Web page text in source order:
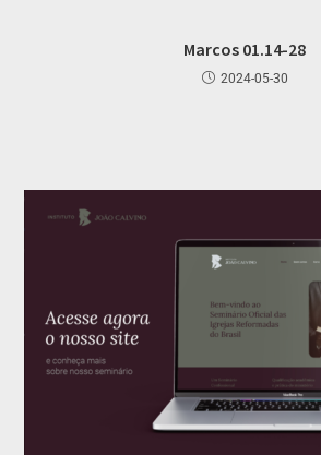
Marcos 01.14-28
2024-05-30